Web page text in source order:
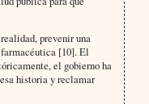
prevenir una
farmacéutica [10]. El
el gobierno ha
historia y reclamar